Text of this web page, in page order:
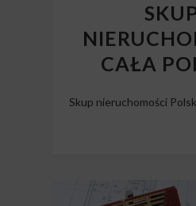
CAŁA
Skup nieruchomości